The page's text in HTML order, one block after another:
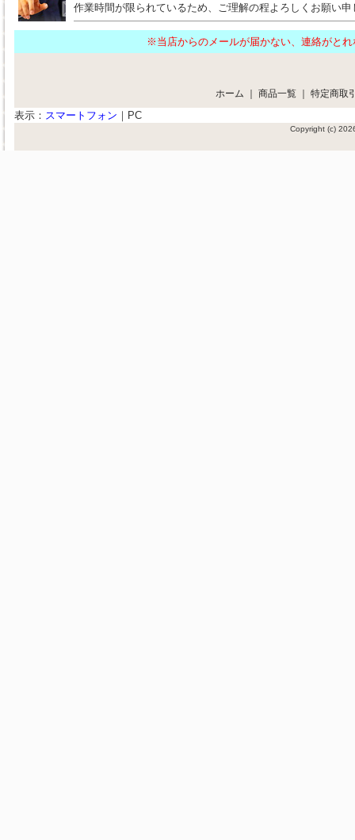
作業時間が限られているため、ご理解の程よろしくお願い申
※当店からのメールが届かない、連絡が
ホーム 商品一覧 特定商取
表示： スマートフォン ｜ PC
Copyright (c)